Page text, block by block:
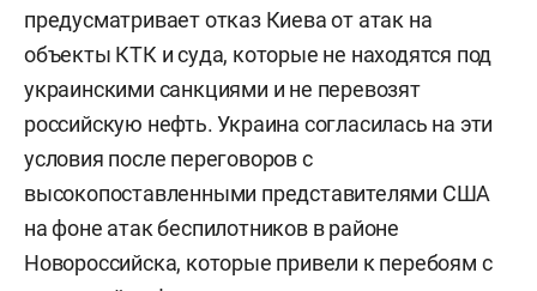
предусматривает отказ Киева от атак на
объекты КТК и суда, которые не находятся под
украинскими санкциями и не перевозят
российскую нефть. Украина согласилась на эти
условия после переговоров с
высокопоставленными представителями США
на фоне атак беспилотников в районе
Новороссийска, которые привели к перебоям с